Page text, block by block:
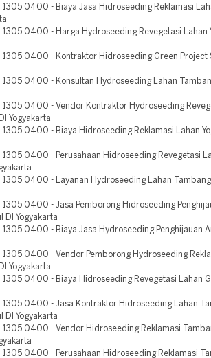
1305 0400 - Biaya Jasa Hidroseeding Reklamasi
1305 0400 - Harga Hydroseeding Revegetasi Lahan
1305 0400 - Kontraktor Hidroseeding Green Project
1305 0400 - Konsultan Hydroseeding Lahan
1305 0400 - Vendor Kontraktor Hydroseeding
Yogyakarta
1305 0400 - Biaya Hidroseeding Reklamasi Lahan
1305 0400 - Perusahaan Hidroseeding Revegetasi
1305 0400 - Layanan Hydroseeding Lahan
1305 0400 - Jasa Pemborong Hidroseeding
DI Yogyakarta
1305 0400 - Biaya Jasa Hydroseeding Penghijauan
1305 0400 - Vendor Pemborong Hydroseeding
Yogyakarta
1305 0400 - Biaya Hidroseeding Revegetasi Lahan
1305 0400 - Jasa Kontraktor Hidroseeding Lahan
DI Yogyakarta
1305 0400 - Vendor Hidroseeding Reklamasi
1305 0400 - Perusahaan Hidroseeding Reklamasi